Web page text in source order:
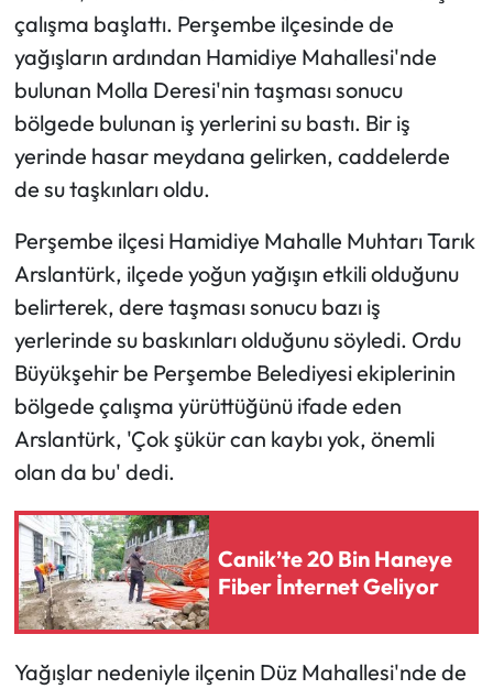
çalışma başlattı. Perşembe ilçesinde de
yağışların ardından Hamidiye Mahallesi'nde
bulunan Molla Deresi'nin taşması sonucu
bölgede bulunan iş yerlerini su bastı. Bir iş
yerinde hasar meydana gelirken, caddelerde
de su taşkınları oldu.
Perşembe ilçesi Hamidiye Mahalle Muhtarı Tarık
Arslantürk, ilçede yoğun yağışın etkili olduğunu
belirterek, dere taşması sonucu bazı iş
yerlerinde su baskınları olduğunu söyledi. Ordu
Büyükşehir be Perşembe Belediyesi ekiplerinin
bölgede çalışma yürüttüğünü ifade eden
Arslantürk, 'Çok şükür can kaybı yok, önemli
olan da bu' dedi.
Canik’te 20 Bin Haneye
Fiber İnternet Geliyor
Yağışlar nedeniyle ilçenin Düz Mahallesi'nde de
Sağlık
Teknoloji